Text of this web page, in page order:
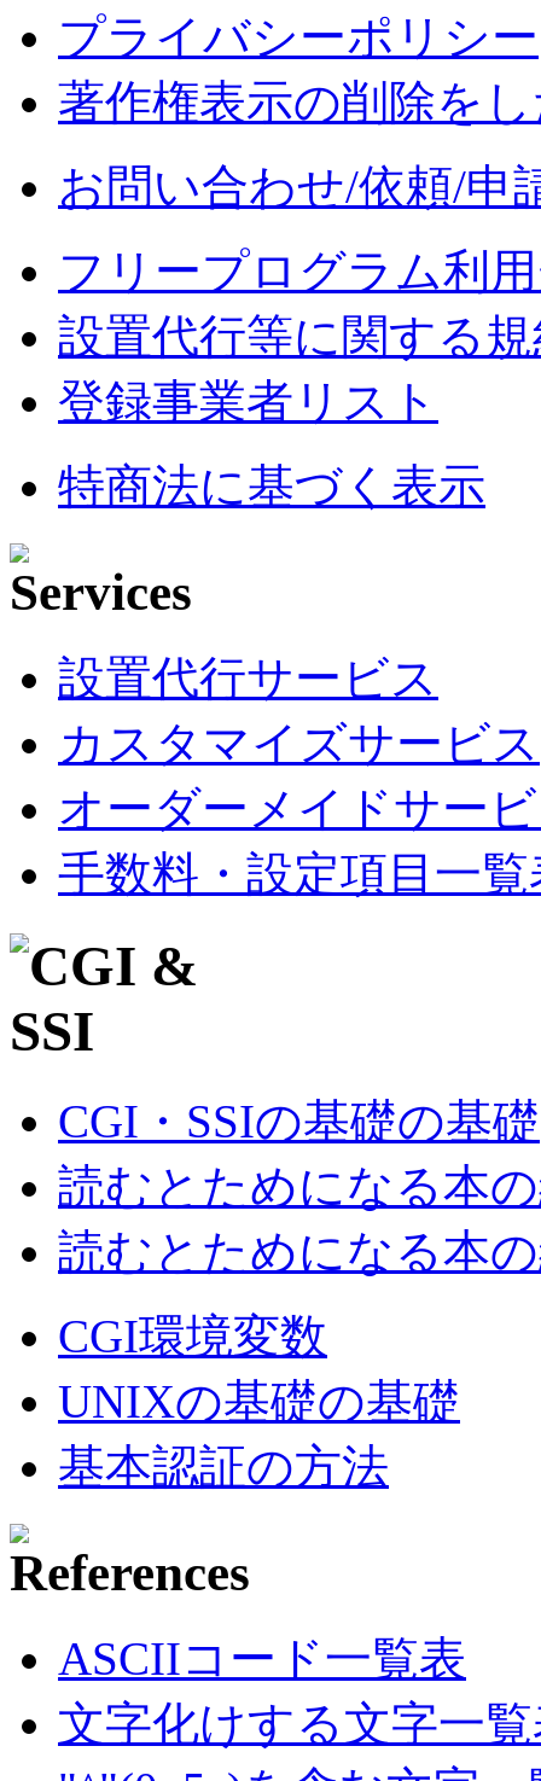
プライバシーポリシー
著作権表示の削除を
お問い合わせ/依頼/申
フリープログラム利
設置代行等に関する
登録事業者リスト
特商法に基づく表示
設置代行サービス
カスタマイズサービス
オーダーメイドサー
手数料・設定項目一覧
CGI・SSIの基礎の基礎
読むとためになる本
読むとためになる本
CGI環境変数
UNIXの基礎の基礎
基本認証の方法
ASCIIコード一覧表
文字化けする文字一